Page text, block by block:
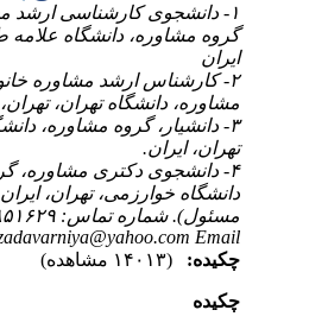
۱- دانشجوی کارشناسی ارشد
گروه مشاوره، دانشگاه علامه
ایران
۲- کارشناس ارشد مشاوره
مشاوره، دانشگاه تهران، تهران،
۳- دانشیار، گروه مشاوره،
تهران، ایران.
۴- دانشجوی دکتری مشاوره،
دانشگاه خوارزمی، تهران، ایران
مسئول). شماره
Email:
چکیده:
چکیده